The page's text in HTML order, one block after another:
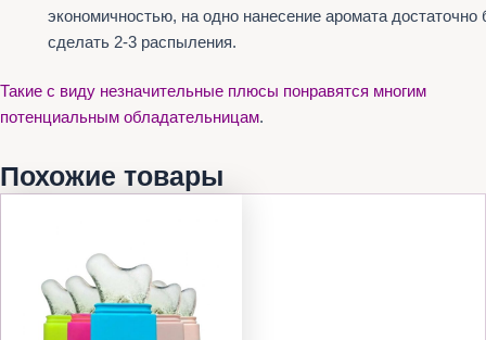
экономичностью, на одно нанесение аромата достаточно
сделать 2-3 распыления.
Такие с виду незначительные плюсы понравятся многим
потенциальным обладательницам.
Похожие товары